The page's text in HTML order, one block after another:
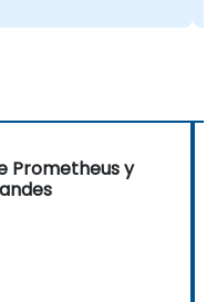
Prometheus y